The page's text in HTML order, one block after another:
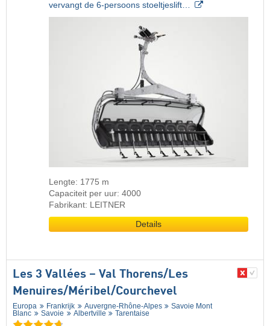
vervangt de 6-persoons stoeltjeslift…
Lengte: 1775 m
Capaciteit per uur: 4000
Fabrikant: LEITNER
Details
Les 3 Vallées – Val Thorens/​Les
Menuires/​Méribel/​Courchevel
Europa Frankrijk Auvergne-Rhône-Alpes
Savoie Mont
Blanc
Savoie Albertville Tarentaise